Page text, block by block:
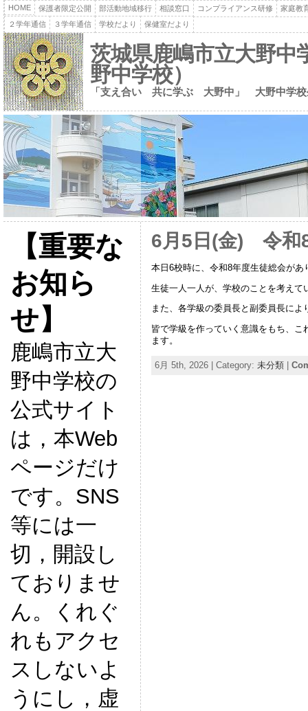
HOME 保護者限定公開 部活動地域移行 相談窓口 コンプライアンス研修
家庭教
２学年通信
３学年通信 学校だより 保健室だより
茨城県鹿嶋市立大野中
野中学校）
「支え合い 共に学ぶ 大野中」 大野中学校
【重要な
お知ら
せ】
鹿嶋市立大
野中学校の
公式サイト
は，本Web
ページだけ
です。SNS
等には一
切，開設し
ておりませ
ん。くれぐ
れもアクセ
スしないよ
うにし，虚
6月5日(金) 令和
本日6校時に、令和8年度生徒総会があ
生徒一人一人が、学校のことを考えて
また、各学級の委員長と副委員長に
皆で学級を作っていく意識をもち、
ます。
6月 5th, 2026 | Category: 未分類|